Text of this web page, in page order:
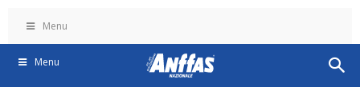
Menu
Menu